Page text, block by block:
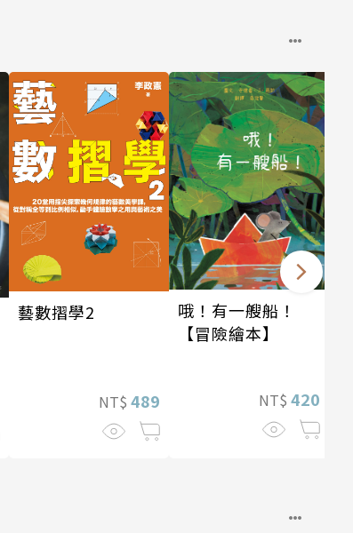
藝數摺學2
NT$ 489
哦！有一艘船！
【冒險繪本】
NT$ 420